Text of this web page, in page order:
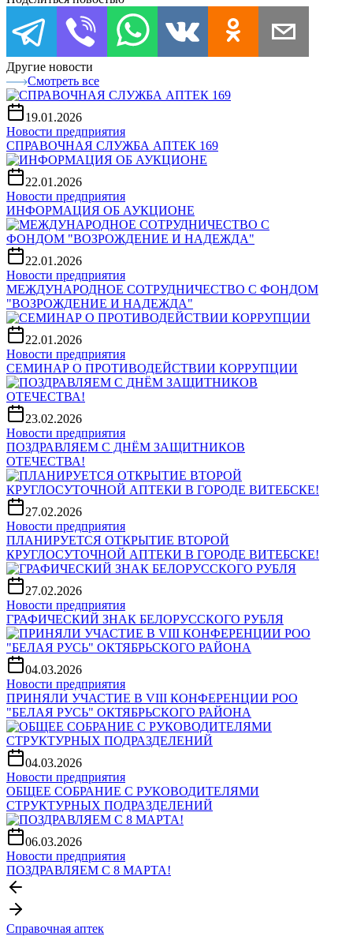
Другие новости
Смотреть все
19.01.2026
Новости предприятия
СПРАВОЧНАЯ СЛУЖБА АПТЕК 169
22.01.2026
Новости предприятия
ИНФОРМАЦИЯ ОБ АУКЦИОНЕ
22.01.2026
Новости предприятия
МЕЖДУНАРОДНОЕ СОТРУДНИЧЕСТВО С ФОНДОМ
"ВОЗРОЖДЕНИЕ И НАДЕЖДА"
22.01.2026
Новости предприятия
СЕМИНАР О ПРОТИВОДЕЙСТВИИ КОРРУПЦИИ
23.02.2026
Новости предприятия
ПОЗДРАВЛЯЕМ С ДНЁМ ЗАЩИТНИКОВ
ОТЕЧЕСТВА!
27.02.2026
Новости предприятия
ПЛАНИРУЕТСЯ ОТКРЫТИЕ ВТОРОЙ
КРУГЛОСУТОЧНОЙ АПТЕКИ В ГОРОДЕ ВИТЕБСКЕ!
27.02.2026
Новости предприятия
ГРАФИЧЕСКИЙ ЗНАК БЕЛОРУССКОГО РУБЛЯ
04.03.2026
Новости предприятия
ПРИНЯЛИ УЧАСТИЕ В VIII КОНФЕРЕНЦИИ РОО
"БЕЛАЯ РУСЬ" ОКТЯБРЬСКОГО РАЙОНА
04.03.2026
Новости предприятия
ОБЩЕЕ СОБРАНИЕ С РУКОВОДИТЕЛЯМИ
СТРУКТУРНЫХ ПОДРАЗДЕЛЕНИЙ
06.03.2026
Новости предприятия
ПОЗДРАВЛЯЕМ С 8 МАРТА!
Справочная аптек